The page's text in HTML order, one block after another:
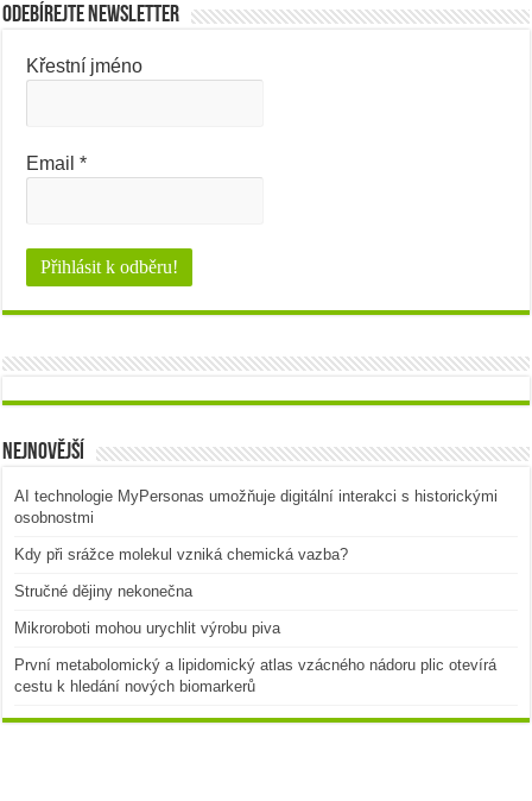
Odebírejte newsletter
Křestní jméno
Email*
Nejnovější
AI technologie MyPersonas umožňuje digitální interakci s historickými
osobnostmi
Kdy při srážce molekul vzniká chemická vazba?
Stručné dějiny nekonečna
Mikroroboti mohou urychlit výrobu piva
První metabolomický a lipidomický atlas vzácného nádoru plic otevírá
cestu k hledání nových biomarkerů